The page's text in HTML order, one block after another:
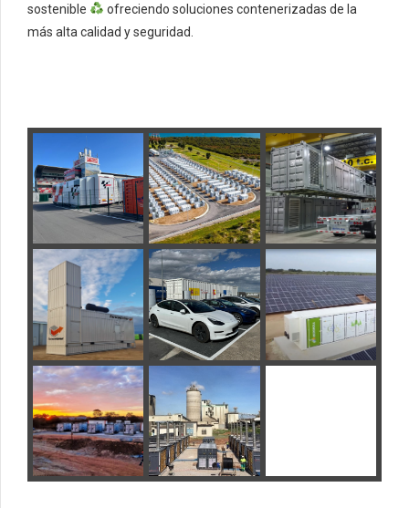
sostenible
ofreciendo soluciones contenerizadas de la
más alta calidad y seguridad.